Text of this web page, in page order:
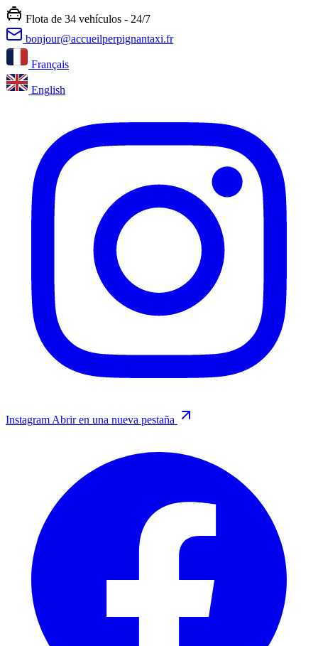
Flota de 34 vehículos - 24/7
bonjour@accueilperpignantaxi.fr
Français
English
Instagram Abrir en una nueva pestaña